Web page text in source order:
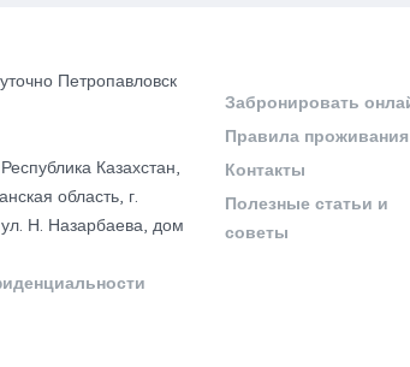
Петропавловск
Казахстан,
область, г.
Н. Назарбаева, дом
Забронировать
Правила проживания
Контакты
Полезные статьи и
советы